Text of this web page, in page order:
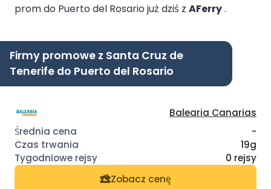
prom do Puerto del Rosario już dziś z AFerry.
Firmy promowe z Santa Cruz de
Tenerife do Puerto del Rosario
Balearia Canarias
-
19g
0 rejsy
Zobacz cenę